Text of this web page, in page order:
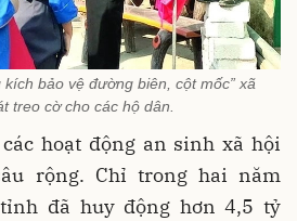
bảo vệ đường biên, cột mốc” xã
treo cờ cho các hộ dân.
hoạt động an sinh xã hội
rộng. Chỉ trong hai năm
đã huy động hơn 4,5 tỷ